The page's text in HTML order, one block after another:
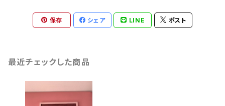
保存 シェア LINE ポスト
最近チェックした商品